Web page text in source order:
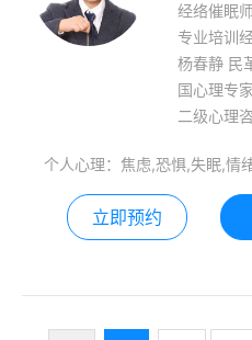
经络催眠
专业培训
杨春静 民
国心理专
二级心理
师、师资
经络催眠
眠研究院
委青少年
秀心理咨
个人心理：焦虑,恐惧,失眠,情
立即预约